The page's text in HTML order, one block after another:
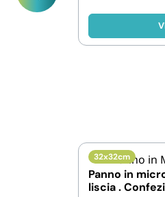
32x32cm
Panno in
liscia .